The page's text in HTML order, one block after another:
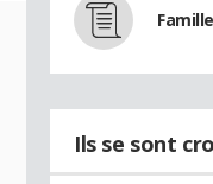
Ils se sont